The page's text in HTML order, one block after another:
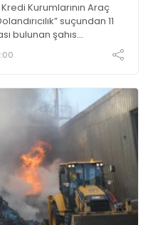
Kurumlarının Araç
suçundan 11
bulunan şahıs